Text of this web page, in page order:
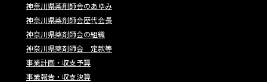
神奈川県薬剤師会のあゆみ
神奈川県薬剤師会歴代会長
神奈川県薬剤師会の組織
神奈川県薬剤師会 定款等
事業計画・収支予算
事業報告・収支決算